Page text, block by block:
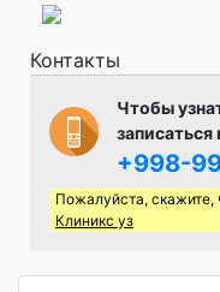
Контакты
Чтобы
+998-
Пожалуйста, скажите,
Клиникс уз